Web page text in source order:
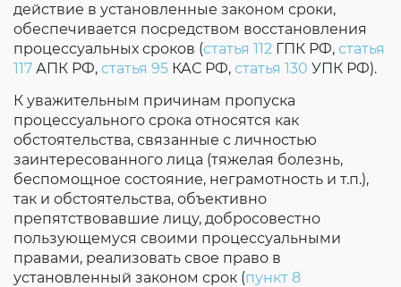
действие в установленные законом сроки,
обеспечивается посредством восстановления
процессуальных сроков (статья 112 ГПК РФ, статья
117 АПК РФ, статья 95 КАС РФ, статья 130 УПК РФ).
К уважительным причинам пропуска
процессуального срока относятся как
обстоятельства, связанные с личностью
заинтересованного лица (тяжелая болезнь,
беспомощное состояние, неграмотность и т.п.),
так и обстоятельства, объективно
препятствовавшие лицу, добросовестно
пользующемуся своими процессуальными
правами, реализовать свое право в
установленный законом срок (пункт 8